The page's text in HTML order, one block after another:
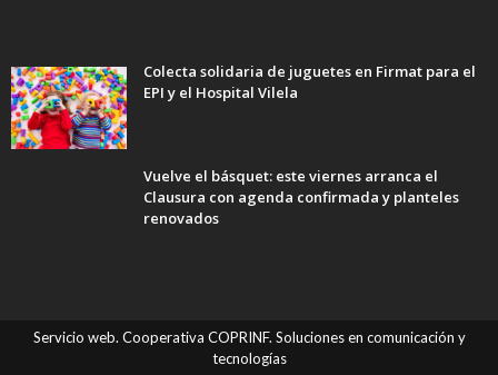
Colecta solidaria de juguetes en Firmat para el
EPI y el Hospital Vilela
Vuelve el básquet: este viernes arranca el
Clausura con agenda confirmada y planteles
renovados
Servicio web. Cooperativa COPRINF. Soluciones en comunicación y
tecnologías